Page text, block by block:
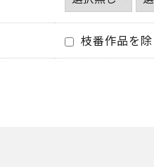
枝番作品を除